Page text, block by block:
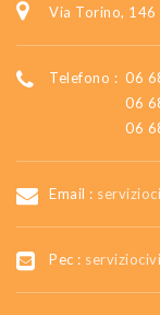
Via Torino, 146
Telefono : 06
06
06
Email :
Pec :